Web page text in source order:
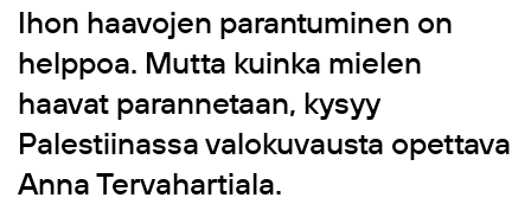
Ihon haavojen parantuminen on
helppoa. Mutta kuinka mielen
haavat parannetaan, kysyy
Palestiinassa valokuvausta opettava
Anna Tervahartiala.